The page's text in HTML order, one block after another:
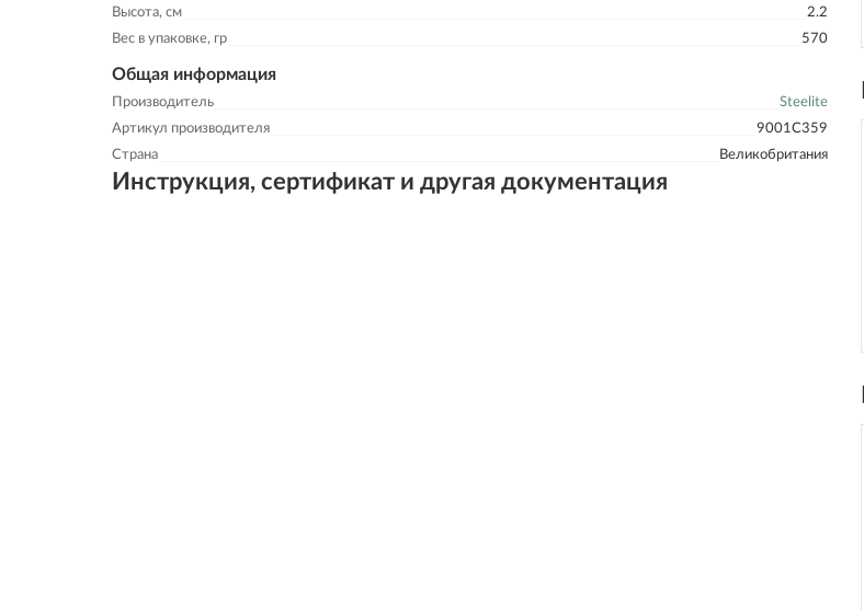
Высота, см
2.2
Вес в упаковке, гр
570
Общая информация
Производитель
Steelite
Артикул производителя
9001C359
Страна
Великобритания
Инструкция, сертификат и другая документация